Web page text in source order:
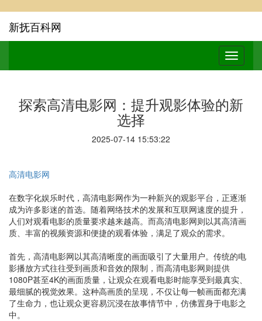
新抚百科网
探索高清电影网：提升观影体验的新
选择
2025-07-14 15:53:22
高清电影网
在数字化娱乐时代，高清电影网作为一种新兴的观影平台，正逐渐
成为许多影迷的首选。随着网络技术的发展和互联网速度的提升，
人们对观看电影的质量要求越来越高。而高清电影网则以其高清画
质、丰富的视频资源和便捷的观看体验，满足了观众的需求。
首先，高清电影网以其高清晰度的画面吸引了大量用户。传统的电
影播放方式往往受到画质和音效的限制，而高清电影网则提供
1080P甚至4K的画面质量，让观众在观看电影时能享受到最真实、
最细腻的视觉效果。这种高画质的呈现，不仅让每一帧画面都充满
了生命力，也让观众更容易沉浸在故事情节中，仿佛置身于电影之
中。